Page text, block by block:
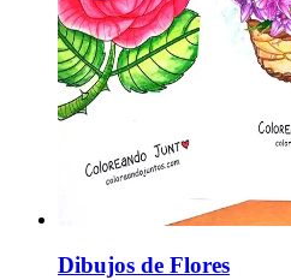
Dibujos de Flores